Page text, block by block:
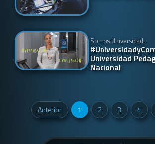
Somos Universidad:
Universidad
Nacional
Anterior 1 2 3 4